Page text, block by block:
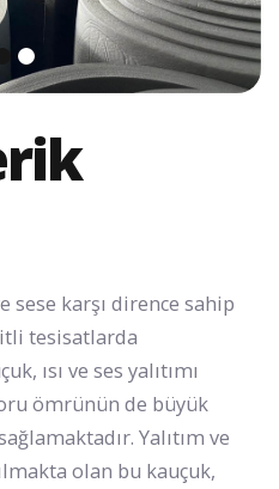
sese karşı dirence sahip
tesisatlarda
ısı ve ses yalıtımı
ömrünün de büyük
Yalıtım ve
olan bu kauçuk,